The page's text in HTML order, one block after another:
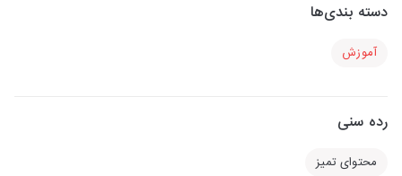
دسته بندی‌ها
آموزش
رده سنی
محتوای تمیز